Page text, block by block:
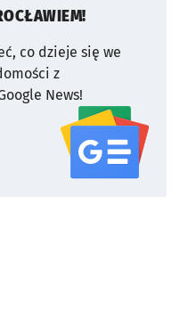
co dzieje się we
z
News!
serwisu